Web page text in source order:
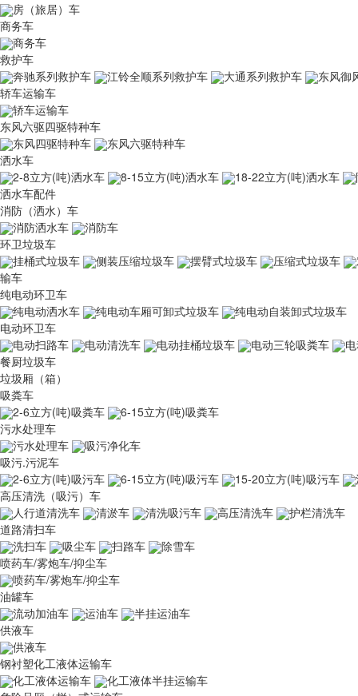
房（旅居）车
商务车
商务车
救护车
奔驰系列救护车
江铃全顺系列救护车 大通系列救护车
东风御
轿车运输车
轿车运输车
东风六驱四驱特种车
东风四驱特种车
东风六驱特种车
洒水车
2-8立方(吨)洒水车
8-15立方(吨)洒水车 18-22立方(吨)洒水车
洒水车配件
消防（洒水）车
消防洒水车
消防车
环卫垃圾车
挂桶式垃圾车
侧装压缩垃圾车 摆臂式垃圾车 压缩式垃圾车
输车
纯电动环卫车
纯电动洒水车
纯电动车厢可卸式垃圾车
纯电动自装卸式垃圾车
电动环卫车
电动扫路车
电动清洗车 电动挂桶垃圾车 电动三轮吸粪车
餐厨垃圾车
垃圾厢（箱）
吸粪车
2-6立方(吨)吸粪车
6-15立方(吨)吸粪车
污水处理车
污水处理车
吸污净化车
吸污.污泥车
2-6立方(吨)吸污车
6-15立方(吨)吸污车 15-20立方(吨)吸污车
高压清洗（吸污）车
人行道清洗车
清淤车 清洗吸污车 高压清洗车
护栏清洗车
道路清扫车
洗扫车
吸尘车 扫路车
除雪车
喷药车/雾炮车/抑尘车
喷药车/雾炮车/抑尘车
油罐车
流动加油车
运油车
半挂运油车
供液车
供液车
钢衬塑化工液体运输车
化工液体运输车
化工液体半挂运输车